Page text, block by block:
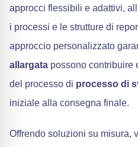
approcci flessibili e adattivi,
i processi e le strutture di
approccio personalizzato
allargata possono contribuire
del processo di processo di
iniziale alla consegna finale.
Offrendo soluzioni su misura,